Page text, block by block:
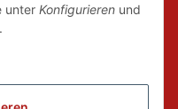
unter Konfigurieren und
.
Initiative